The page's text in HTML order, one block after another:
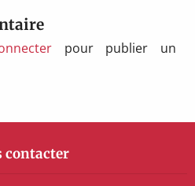
pour publier un
contacter